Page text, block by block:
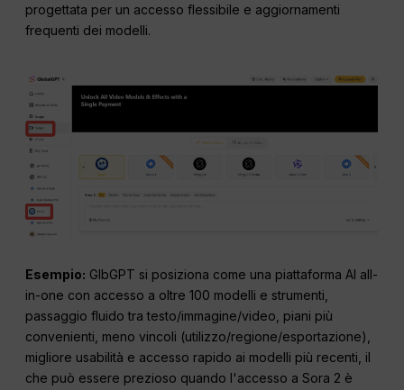
progettata per un accesso flessibile e aggiornamenti
frequenti dei modelli.
Esempio: GlbGPT si posiziona come una piattaforma AI all-
in-one con accesso a oltre 100 modelli e strumenti,
passaggio fluido tra testo/immagine/video, piani più
convenienti, meno vincoli (utilizzo/regione/esportazione),
migliore usabilità e accesso rapido ai modelli più recenti, il
che può essere prezioso quando l'accesso a Sora 2 è